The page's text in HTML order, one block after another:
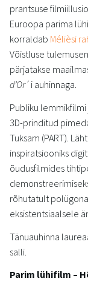
prantsuse
Euroopa parima
korraldab Mélièsi
Võistluse
pärjatakse
d’Or´i auhinnaga.
Publiku
3D-prinditud
Tuksam (PART).
inspiratsiooniks
õudusfilmides
rõhutatult
eksistentsiaalsele
Tänuauhinna
salli.
Parim lühifilm –